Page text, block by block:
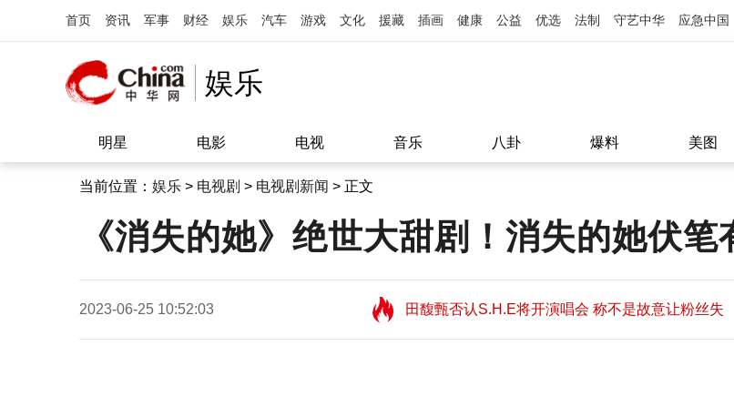
首页 资讯 军事 财经 娱乐 汽车 游戏 文化 援藏 插画 健康 公益 优选 法制 守艺中华 应急中国
娱乐
明星 电影 电视 音乐 八卦 爆料 美图
当前位置： 娱乐 > 电视剧 > 电视剧新闻 > 正文
《消失的她》绝世大甜剧！消失的她伏
2023-06-25 10:52:03
田馥甄否认S.H.E将开演唱会 称不是故意让粉丝失
望11:08
田馥甄否认S.H.E将开演唱会 称不是故意让粉丝失